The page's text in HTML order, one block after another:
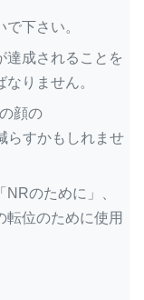
下さい。
達成されることを
りません。
顔の
らすかもしれませ
のために」、
転位のために使用